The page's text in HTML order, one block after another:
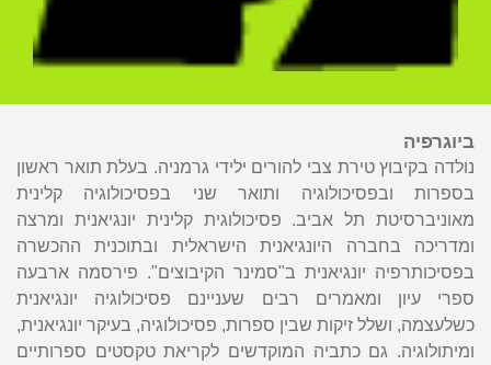
ביוגרפיה
נולדה בקיבוץ טירת צבי להורים ילידי גרמניה. בעלת תואר ראשון
בספרות ובפסיכולוגיה ותואר שני בפסיכולוגיה קלינית
מאוניברסיטת תל אביב. פסיכולוגית קלינית יונגיאנית ומרצה
ומדריכה בחברה היונגיאנית הישראלית ובתוכנית ההכשרה
בפסיכותרפיה יונגיאנית ב"סמינר הקיבוצים". פירסמה ארבעה
ספרי עיון ומאמרים רבים שעניינם פסיכולוגיה יונגיאנית
כשלעצמה, ושלל זיקות שבין ספרות, פסיכולוגיה, בעיקר יונגיאנית,
ומיתולוגיה. גם כתביה המוקדשים לקריאת טקסטים ספרותיים